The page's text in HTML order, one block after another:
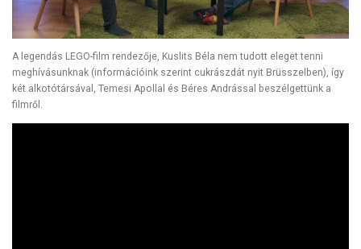
A legendás LEGO-film rendezője, Kuslits Béla nem tudott eleget tenni
meghívásunknak (információink szerint cukrászdát nyit Brüsszelben), így
két alkotótársával, Temesi Apollal és Béres Andrással beszélgettünk a
filmről.